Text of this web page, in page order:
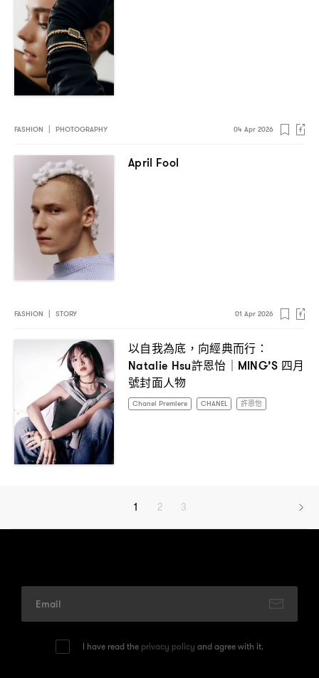
FASHION | PHOTOGRAPHY 04 Apr 2026
April Fool
FASHION | STORY 01 Apr 2026
以自我為底 ， 向經典而行 ：
Natalie Hsu許恩怡 ｜MING’S 四月
號封面人物
Chanel Premiere CHANEL 許恩怡
1 2 3
I have read the privacy policy and agree with it.